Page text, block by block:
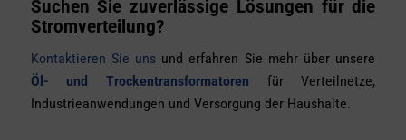
Suchen Sie zuverlässige Lösungen für die
Stromverteilung?
Kontaktieren Sie uns und erfahren Sie mehr über unsere
Öl- und Trockentransformatoren für Verteilnetze,
Industrieanwendungen und Versorgung der Haushalte.